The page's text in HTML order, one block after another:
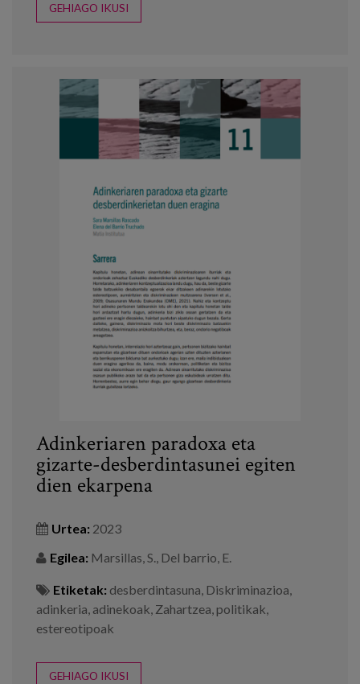
GEHIAGO IKUSI
Adinkeriaren paradoxa eta
gizarte-desberdintasunei egiten
dien ekarpena
Urtea: 2023
Egilea: Marsillas, S., Del barrio, E.
Etiketak: desberdintasuna Diskriminazioa
adinkeria adinekoak Zahartzea politikak
estereotipoak
GEHIAGO IKUSI